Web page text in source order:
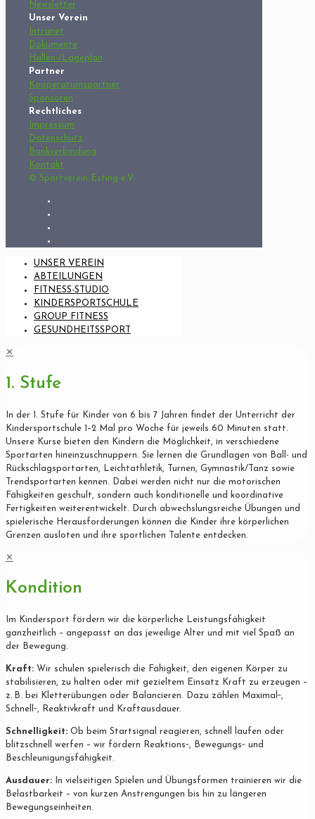
Newsletter
Unser Verein
Intranet
Dokumente
Hallen-/Lageplan
Partner
Kooperationspartner
Sponsoren
Rechtliches
Impressum
Datenschutz
Bankverbindung
Kontakt
© Sportverein Esting e.V.
UNSER VEREIN
ABTEILUNGEN
FITNESS-STUDIO
KINDERSPORTSCHULE
GROUP FITNESS
GESUNDHEITSSPORT
✕
1. Stufe
In der 1. Stufe für Kinder von 6 bis 7 Jahren findet der Unterricht der
Kindersportschule 1–2 Mal pro Woche für jeweils 60 Minuten statt.
Unsere Kurse bieten den Kindern die Möglichkeit, in verschiedene
Sportarten hineinzuschnuppern. Sie lernen die Grundlagen von Ball- und
Rückschlagsportarten, Leichtathletik, Turnen, Gymnastik/Tanz sowie
Trendsportarten kennen. Dabei werden nicht nur die motorischen
Fähigkeiten geschult, sondern auch konditionelle und koordinative
Fertigkeiten weiterentwickelt. Durch abwechslungsreiche Übungen und
spielerische Herausforderungen können die Kinder ihre körperlichen
Grenzen ausloten und ihre sportlichen Talente entdecken.
✕
Kondition
Im Kindersport fördern wir die körperliche Leistungsfähigkeit
ganzheitlich – angepasst an das jeweilige Alter und mit viel Spaß an
der Bewegung.
Kraft: Wir schulen spielerisch die Fähigkeit, den eigenen Körper zu
stabilisieren, zu halten oder mit gezieltem Einsatz Kraft zu erzeugen –
z. B. bei Kletterübungen oder Balancieren. Dazu zählen Maximal‐,
Schnell‐, Reaktivkraft und Kraftausdauer.
Schnelligkeit: Ob beim Startsignal reagieren, schnell laufen oder
blitzschnell werfen – wir fördern Reaktions‐, Bewegungs‐ und
Beschleunigungsfähigkeit.
Ausdauer: In vielseitigen Spielen und Übungsformen trainieren wir die
Belastbarkeit – von kurzen Anstrengungen bis hin zu längeren
Bewegungseinheiten.